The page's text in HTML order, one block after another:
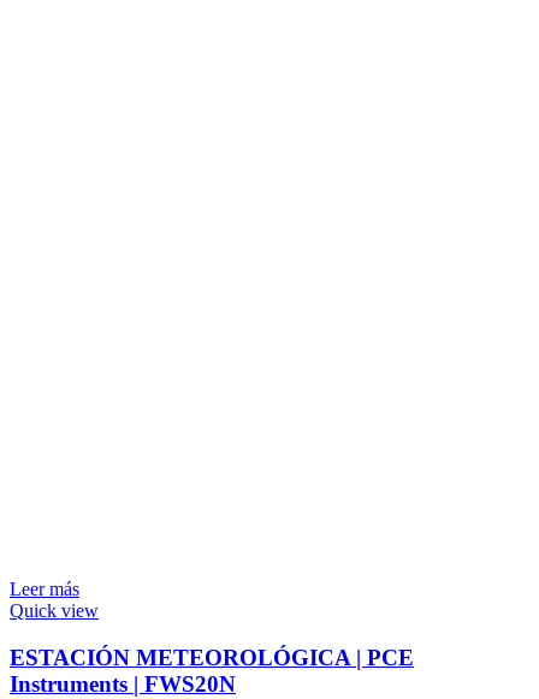
Leer más
Quick view
ESTACIÓN METEOROLÓGICA | PCE
Instruments | FWS20N